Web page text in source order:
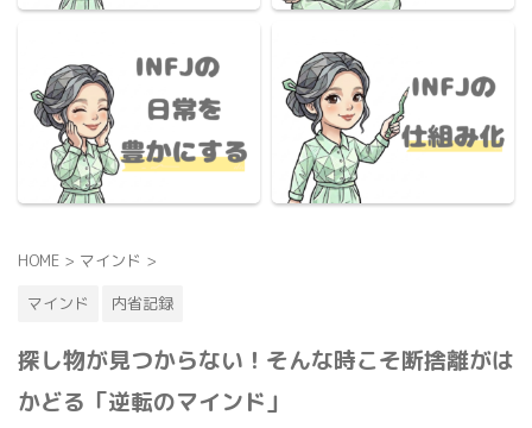
HOME > マインド >
マインド
内省記録
探し物が見つからない！そんな時こそ断捨離がは
かどる「逆転のマインド」